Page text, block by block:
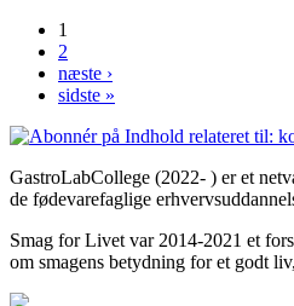
Sider
1
2
næste ›
sidste »
GastroLabCollege (2022- ) er et
de fødevarefaglige
Smag for Livet var 2014-2021 et
om smagens betydning for et godt